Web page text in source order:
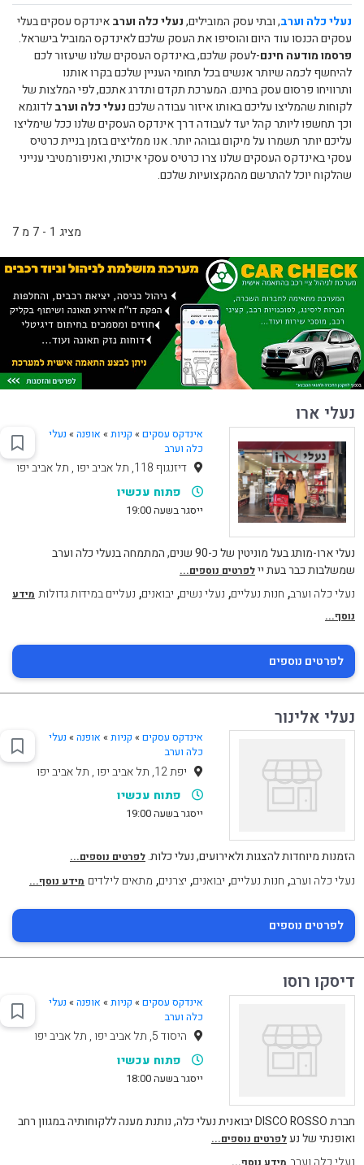
נעלי כלה וערב, ובתי עסק המובילים,נעלי כלה וערבאינדקס עסקים בעלי
עסקים הכנסו עוד היום והוסיפו את העסק שלכם לאינדקס המוביל בישראל.
פרסמו מודעה חינם-לעסק שלכם, באינדקס העסקים שלנו שיעזור לכם
להיחשף לכמה שיותר אנשים בכל תחומי העניין שלכם בקרו אותנו
ותרוויחו פרסום עסק בחינם. המערכת תקדם ותדרג אתכם, לפי המלצות של
לקוחות שהמליצו עליכם באותו איזור עבודה שלכםנעלי כלה וערבלדוגמא
וכך תחשפו ליותר קהל יעד לעבודה דרך אינדקס העסקים שלנו ככל שימליצו
עליכם יותר תשמרו על מיקום גבוהה יותר. אנו ממליצים בזמן בניית כרטיס
עסקי באינדקס העסקים שלנו צרו כרטיס עסקי איכותי, ואניפורמטיבי ענייני
שהלקוח יוכל להתרשם מהמקצועיות שלכם.
מציג 1 - 7 מ 7
נעלי ארו
אינדקס עסקים » קניות» אופנה» נעלי
כלה וערב
דיזנגוף 118, תל אביב יפו , תל אביב יפו
פתוח עכשיו
ייסגר בשעה 19:00
נעלי ארו-מותג בעל מוניטין של כ-90 שנים, המתמחה בנעלי כלה וערב
שמשלבות כבר בעת יילפרטים נוספים...
נעלי כלה וערב, חנות נעליים, נעלי נשים, יבואנים, נעליים במידות גדולות מידע
נוסף...
לפרטים נוספים
נעלי אלינור
אינדקס עסקים » קניות» אופנה» נעלי
כלה וערב
יפת 12, תל אביב יפו , תל אביב יפו
פתוח עכשיו
ייסגר בשעה 19:00
הזמנות מיוחדות להצגות ולאירועים, נעלי כלות.לפרטים נוספים...
נעלי כלה וערב, חנות נעליים, יבואנים, יצרנים, מתאים לילדים מידע נוסף...
לפרטים נוספים
דיסקו רוסו
אינדקס עסקים » קניות» אופנה» נעלי
כלה וערב
היסוד 5, תל אביב יפו , תל אביב יפו
פתוח עכשיו
ייסגר בשעה 18:00
חברת DISCO ROSSO יבואנית נעלי כלה, נותנת מענה ללקוחותיה במגוון רחב
ואופנתי של נעלפרטים נוספים...